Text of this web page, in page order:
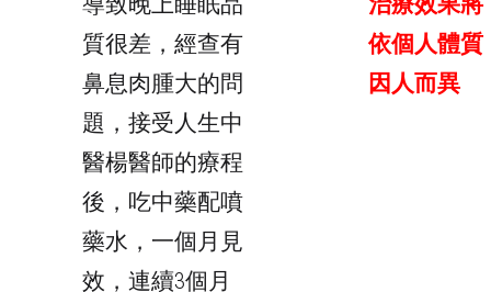
質很差，經查有
鼻息肉腫大的問
題，接受人生中
醫楊醫師的療程
後，吃中藥配噴
藥水，一個月見
效，連續3個月
依個人體質
因人而異